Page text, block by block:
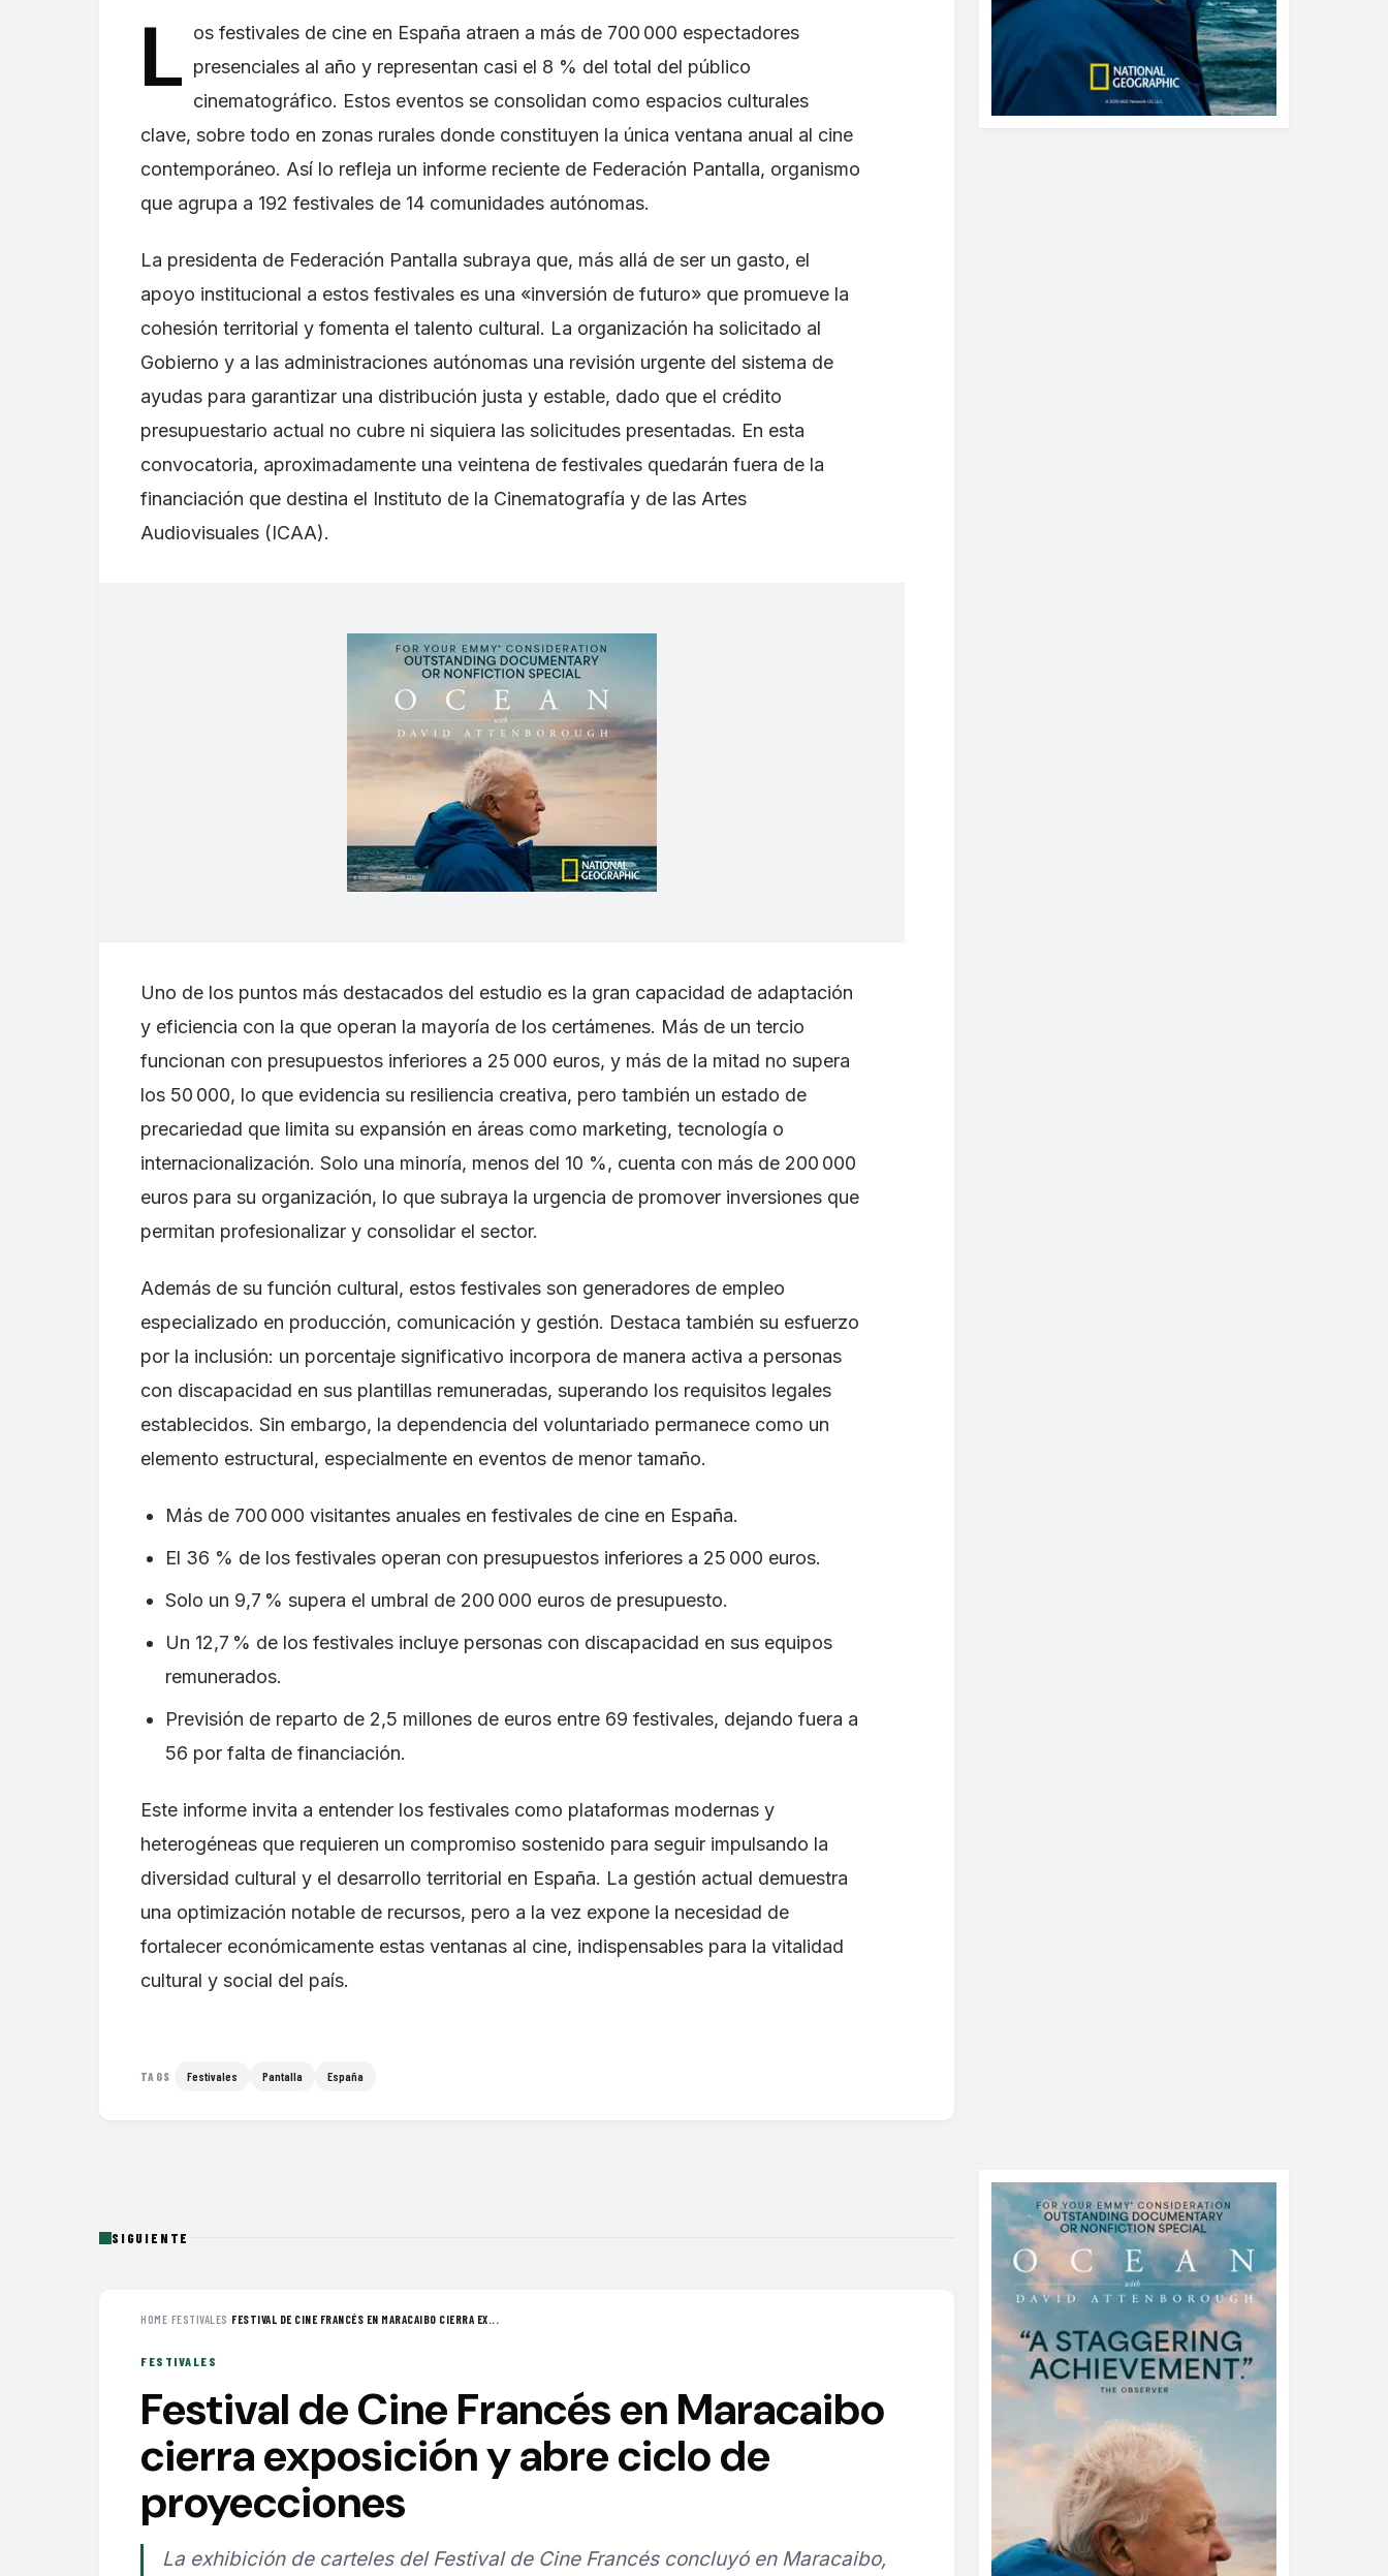
L os festivales de cine en España atraen a más de 700 000 espectadores
presenciales al año y representan casi el 8 % del total del público
cinematográfico. Estos eventos se consolidan como espacios culturales
clave, sobre todo en zonas rurales donde constituyen la única ventana anual al cine
contemporáneo. Así lo refleja un informe reciente de Federación Pantalla, organismo
que agrupa a 192 festivales de 14 comunidades autónomas.
La presidenta de Federación Pantalla subraya que, más allá de ser un gasto, el
apoyo institucional a estos festivales es una «inversión de futuro» que promueve la
cohesión territorial y fomenta el talento cultural. La organización ha solicitado al
Gobierno y a las administraciones autónomas una revisión urgente del sistema de
ayudas para garantizar una distribución justa y estable, dado que el crédito
presupuestario actual no cubre ni siquiera las solicitudes presentadas. En esta
convocatoria, aproximadamente una veintena de festivales quedarán fuera de la
financiación que destina el Instituto de la Cinematografía y de las Artes
Audiovisuales (ICAA).
Uno de los puntos más destacados del estudio es la gran capacidad de adaptación
y eficiencia con la que operan la mayoría de los certámenes. Más de un tercio
funcionan con presupuestos inferiores a 25 000 euros, y más de la mitad no supera
los 50 000, lo que evidencia su resiliencia creativa, pero también un estado de
precariedad que limita su expansión en áreas como marketing, tecnología o
internacionalización. Solo una minoría, menos del 10 %, cuenta con más de 200 000
euros para su organización, lo que subraya la urgencia de promover inversiones que
permitan profesionalizar y consolidar el sector.
Además de su función cultural, estos festivales son generadores de empleo
especializado en producción, comunicación y gestión. Destaca también su esfuerzo
por la inclusión: un porcentaje significativo incorpora de manera activa a personas
con discapacidad en sus plantillas remuneradas, superando los requisitos legales
establecidos. Sin embargo, la dependencia del voluntariado permanece como un
elemento estructural, especialmente en eventos de menor tamaño.
Más de 700 000 visitantes anuales en festivales de cine en España.
El 36 % de los festivales operan con presupuestos inferiores a 25 000 euros.
Solo un 9,7 % supera el umbral de 200 000 euros de presupuesto.
Un 12,7 % de los festivales incluye personas con discapacidad en sus equipos
remunerados.
Previsión de reparto de 2,5 millones de euros entre 69 festivales, dejando fuera a
56 por falta de financiación.
Este informe invita a entender los festivales como plataformas modernas y
heterogéneas que requieren un compromiso sostenido para seguir impulsando la
diversidad cultural y el desarrollo territorial en España. La gestión actual demuestra
una optimización notable de recursos, pero a la vez expone la necesidad de
fortalecer económicamente estas ventanas al cine, indispensables para la vitalidad
cultural y social del país.
TAGS Festivales Pantalla España
SIGUIENTE
HOME›FESTIVALES ›FESTIVAL DE CINE FRANCÉS EN MARACAIBO CIERRA EX...
FESTIVALES
Festival de Cine Francés en Maracaibo
cierra exposición y abre ciclo de
proyecciones
La exhibición de carteles del Festival de Cine Francés concluyó en Maracaibo,